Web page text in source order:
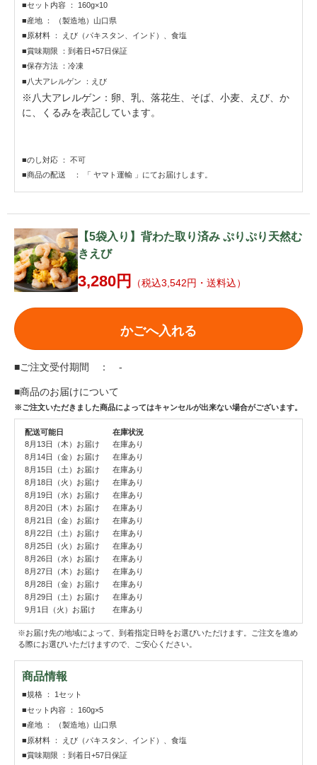
■セット内容 ： 160g×10
■産地 ： （製造地）山口県
■原材料 ： えび（パキスタン、インド）、食塩
■賞味期限 ：到着日+57日保証
■保存方法 ：冷凍
■八大アレルゲン ：えび
※八大アレルゲン：卵、乳、落花生、そば、小麦、えび、か
に、くるみを表記しています。
■のし対応 ： 不可
■商品の配送 ： 「 ヤマト運輸 」にてお届けします。
【5袋入り】背わた取り済み ぷりぷり天然む
きえび
3,280円 （税込3,542円・送料込）
かごへ入れる
■ご注文受付期間 ： -
■商品のお届けについて
※ご注文いただきました商品によってはキャンセルが出来ない場合がございます。
配送可能日
在庫状況
8月13日（木）お届け
在庫あり
8月14日（金）お届け
在庫あり
8月15日（土）お届け
在庫あり
8月18日（火）お届け
在庫あり
8月19日（水）お届け
在庫あり
8月20日（木）お届け
在庫あり
8月21日（金）お届け
在庫あり
8月22日（土）お届け
在庫あり
8月25日（火）お届け
在庫あり
8月26日（水）お届け
在庫あり
8月27日（木）お届け
在庫あり
8月28日（金）お届け
在庫あり
8月29日（土）お届け
在庫あり
9月1日（火）お届け
在庫あり
※お届け先の地域によって、到着指定日時をお選びいただけます。ご注文を進め
る際にお選びいただけますので、ご安心ください。
商品情報
■規格 ： 1セット
■セット内容 ： 160g×5
■産地 ： （製造地）山口県
■原材料 ： えび（パキスタン、インド）、食塩
■賞味期限 ：到着日+57日保証